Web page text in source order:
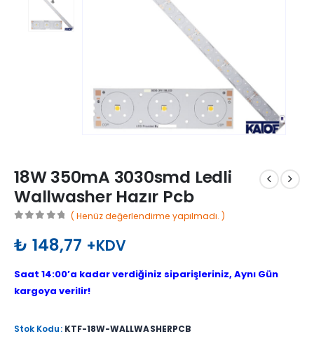
18W 350mA 3030smd Ledli
Wallwasher Hazır Pcb
( Henüz değerlendirme yapılmadı. )
₺ 148,77 +KDV
Saat 14:00’a kadar verdiğiniz siparişleriniz, Aynı Gün
kargoya verilir!
Stok Kodu: KTF-18W-WALLWASHERPCB